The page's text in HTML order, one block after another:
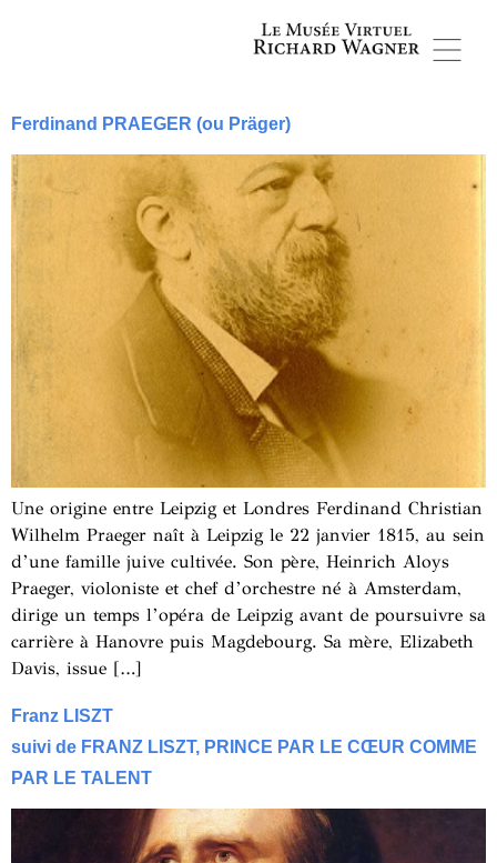
Ferdinand PRAEGER (ou Präger)
Une origine entre Leipzig et Londres Ferdinand Christian
Wilhelm Praeger naît à Leipzig le 22 janvier 1815, au sein
d’une famille juive cultivée. Son père, Heinrich Aloys
Praeger, violoniste et chef d’orchestre né à Amsterdam,
dirige un temps l’opéra de Leipzig avant de poursuivre sa
carrière à Hanovre puis Magdebourg. Sa mère, Elizabeth
Davis, issue […]
Franz LISZT
suivi de FRANZ LISZT, PRINCE PAR LE CŒUR COMME
PAR LE TALENT